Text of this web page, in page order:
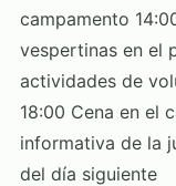
campamento
vespertinas en el
actividades de
18:00 Cena en el
informativa de la
del día siguiente